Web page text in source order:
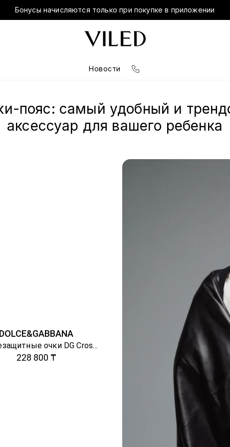
Бонусы начисляются только при покупке в приложении
Новости
пояс: самый удобный и
аксессуар для вашего ребенка
DOLCE&GABBANA
Солнцезащитные очки DG Crossed
228 800 ₸